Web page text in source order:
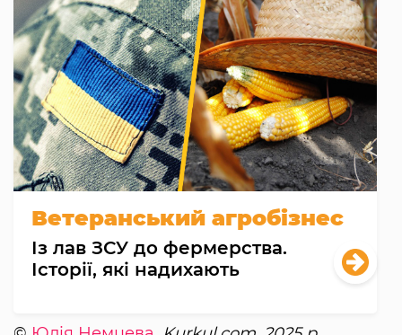
Ветеранський агробізнес
Із лав ЗСУ до фермерства.
Історії, які надихають